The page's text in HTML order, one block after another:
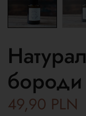
49,90 PLN